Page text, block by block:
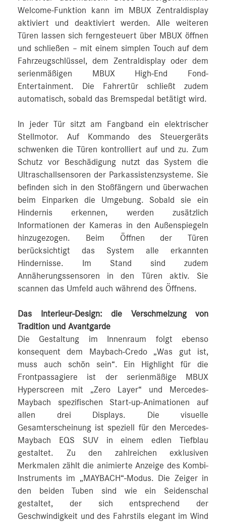
Welcome-Funktion kann im MBUX Zentraldisplay
aktiviert und deaktiviert werden. Alle weiteren
Türen lassen sich ferngesteuert über MBUX öffnen
und schließen – mit einem simplen Touch auf dem
Fahrzeugschlüssel, dem Zentraldisplay oder dem
serienmäßigen MBUX High‑End Fond-
Entertainment. Die Fahrertür schließt zudem
automatisch, sobald das Bremspedal betätigt wird.
In jeder Tür sitzt am Fangband ein elektrischer
Stellmotor. Auf Kommando des Steuergeräts
schwenken die Türen kontrolliert auf und zu. Zum
Schutz vor Beschädigung nutzt das System die
Ultraschallsensoren der Parkassistenzsysteme. Sie
befinden sich in den Stoßfängern und überwachen
beim Einparken die Umgebung. Sobald sie ein
Hindernis erkennen, werden zusätzlich
Informationen der Kameras in den Außenspiegeln
hinzugezogen. Beim Öffnen der Türen
berücksichtigt das System alle erkannten
Hindernisse. Im Stand sind zudem
Annäherungssensoren in den Türen aktiv. Sie
scannen das Umfeld auch während des Öffnens.
Das Interieur-Design: die Verschmelzung von
Tradition und Avantgarde
Die Gestaltung im Innenraum folgt ebenso
konsequent dem Maybach-Credo „Was gut ist,
muss auch schön sein“. Ein Highlight für die
Frontpassagiere ist der serienmäßige MBUX
Hyperscreen mit „Zero Layer“ und Mercedes-
Maybach spezifischen Start-up-Animationen auf
allen drei Displays. Die visuelle
Gesamterscheinung ist speziell für den Mercedes-
Maybach EQS SUV in einem edlen Tiefblau
gestaltet. Zu den zahlreichen exklusiven
Merkmalen zählt die animierte Anzeige des Kombi-
Instruments im „MAYBACH“-Modus. Die Zeiger in
den beiden Tuben sind wie ein Seidenschal
gestaltet, der sich entsprechend der
Geschwindigkeit und des Fahrstils elegant im Wind